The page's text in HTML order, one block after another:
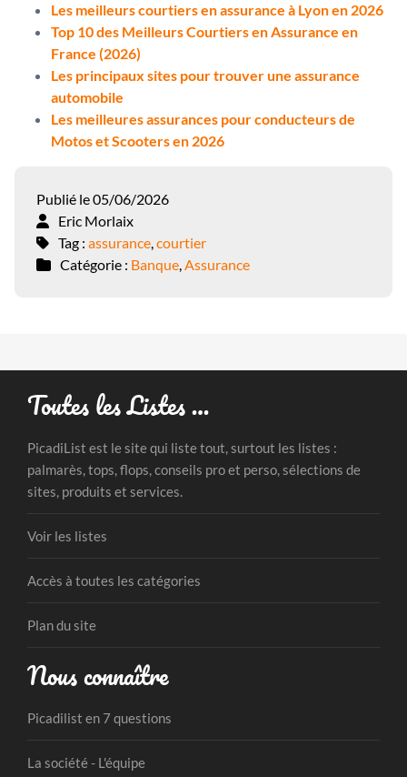
Les meilleurs courtiers en assurance à Lyon en 2026
Top 10 des Meilleurs Courtiers en Assurance en
France (2026)
Les principaux sites pour trouver une assurance
automobile
Les meilleures assurances pour conducteurs de
Motos et Scooters en 2026
Publié le 05/06/2026
Eric Morlaix
Tag : assurance,courtier
Catégorie : Banque,Assurance
Toutes les Listes …
PicadiList est le site qui liste tout, surtout les listes :
palmarès, tops, flops, conseils pro et perso, sélections de
sites, produits et services.
Voir les listes
Accès à toutes les catégories
Plan du site
Nous connaître
Picadilist en 7 questions
La société - L'équipe